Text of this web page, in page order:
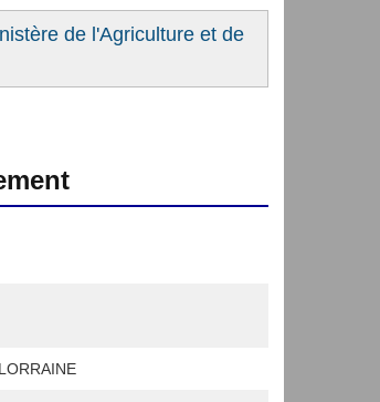
de l'Agriculture et de